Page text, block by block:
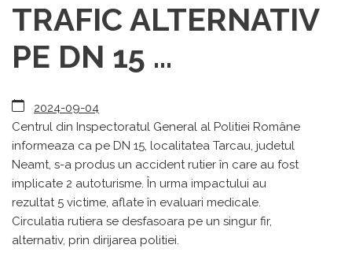
TRAFIC ALTERNATIV
PE DN 15 ...
2024-09-04
Centrul din Inspectoratul General al Politiei Române
informeaza ca pe DN 15, localitatea Tarcau, judetul
Neamt, s-a produs un accident rutier în care au fost
implicate 2 autoturisme. În urma impactului au
rezultat 5 victime, aflate în evaluari medicale.
Circulatia rutiera se desfasoara pe un singur fir,
alternativ, prin dirijarea politiei.